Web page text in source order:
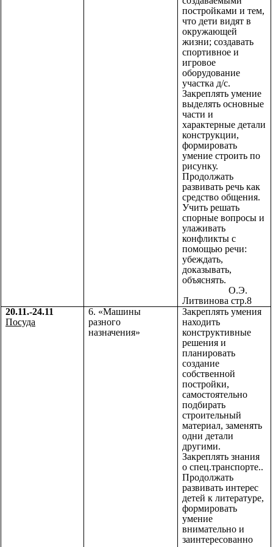
постройками и тем,
что дети видят в
окружающей
жизни; создавать
спортивное и
игровое
оборудование
участка д/с.
Закреплять умение
выделять основные
части и
характерные детали
конструкции,
формировать
умение строить по
рисунку.
Продолжать
развивать речь как
средство общения.
Учить решать
спорные вопросы и
улаживать
конфликты с
помощью речи:
убеждать,
доказывать,
объяснять.
О.Э.
Литвинова стр.8
20.11.-24.11
Посуда
6. «Машины
разного
назначения»
Закреплять умения
находить
конструктивные
решения и
планировать
создание
собственной
постройки,
самостоятельно
подбирать
строительный
материал, заменять
одни детали
другими.
Закреплять знания
о спец.транспорте..
Продолжать
развивать интерес
детей к литературе,
формировать
умение
внимательно и
заинтересованно